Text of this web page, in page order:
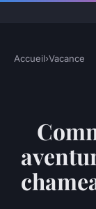
Accueil›Vacance